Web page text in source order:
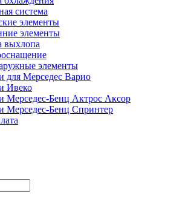
система
элементы
элементы
выхлопа
элементы
для Мерседес Варио
Ивеко
Мерседес-Бенц Актрос Аксор
Мерседес-Бенц Спринтер